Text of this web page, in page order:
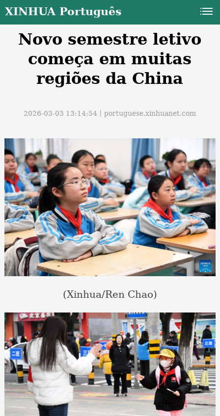
XINHUA Português
Novo semestre letivo
começa em muitas
regiões da China
2026-03-03 13:14:54丨portuguese.xinhuanet.com
(Xinhua/Ren Chao)